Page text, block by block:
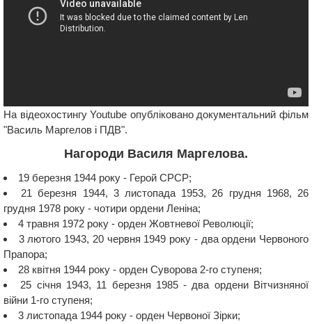
На відеохостингу Youtube опубліковано документальний фільм
"Василь Маргелов і ПДВ".
Нагороди Василя Маргелова.
19 березня 1944 року - Герой СРСР;
21 березня 1944, 3 листопада 1953, 26 грудня 1968, 26
грудня 1978 року - чотири ордени Леніна;
4 травня 1972 року - орден Жовтневої Революції;
3 лютого 1943, 20 червня 1949 року - два ордени Червоного
Прапора;
28 квітня 1944 року - орден Суворова 2-го ступеня;
25 січня 1943, 11 березня 1985 - два ордени Вітчизняної
війни 1-го ступеня;
3 листопада 1944 року - орден Червоної Зірки;